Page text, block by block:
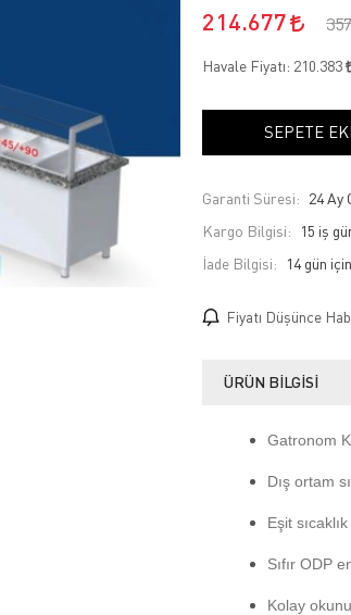
214.677
Havale Fiyatı: 210.383
SEPETE
Garanti Süresi: 24 Ay
Kargo Bilgisi:
15 iş
İade Bilgisi:
Fiyatı Düşünce
ÜRÜN BILGISI
Gatronom
Dış ortam
Eşit
Sıfır ODP
Kolay